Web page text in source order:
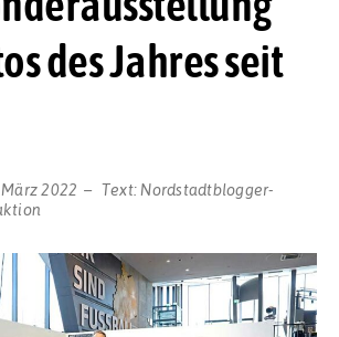
des Jahres seit
2022 Text: Nordstadtblogger-